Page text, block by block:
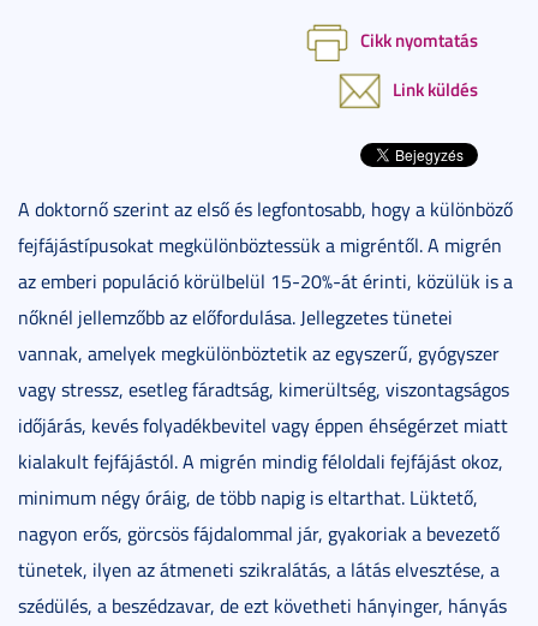
Cikk nyomtatás
Link küldés
A doktornő szerint az első és legfontosabb, hogy a különböző
fejfájástípusokat megkülönböztessük a migréntől. A migrén
az emberi populáció körülbelül 15-20%-át érinti, közülük is a
nőknél jellemzőbb az előfordulása. Jellegzetes tünetei
vannak, amelyek megkülönböztetik az egyszerű, gyógyszer
vagy stressz, esetleg fáradtság, kimerültség, viszontagságos
időjárás, kevés folyadékbevitel vagy éppen éhségérzet miatt
kialakult fejfájástól. A migrén mindig féloldali fejfájást okoz,
minimum négy óráig, de több napig is eltarthat. Lüktető,
nagyon erős, görcsös fájdalommal jár, gyakoriak a bevezető
tünetek, ilyen az átmeneti szikralátás, a látás elvesztése, a
szédülés, a beszédzavar, de ezt követheti hányinger, hányás